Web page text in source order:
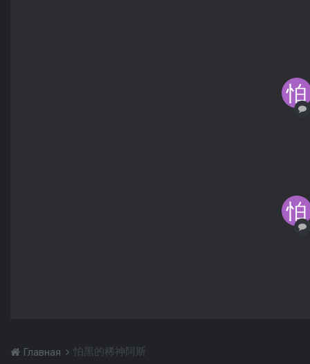
Главная 怕黑的稀神阿斯